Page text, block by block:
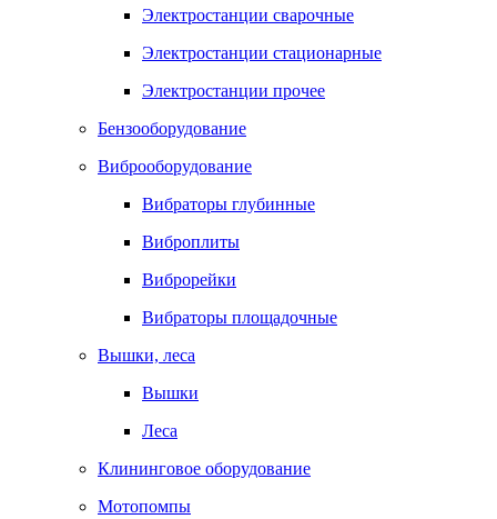
Электростанции сварочные
Электростанции стационарные
Электростанции прочее
Бензооборудование
Виброоборудование
Вибраторы глубинные
Виброплиты
Виброрейки
Вибраторы площадочные
Вышки, леса
Вышки
Леса
Клининговое оборудование
Мотопомпы